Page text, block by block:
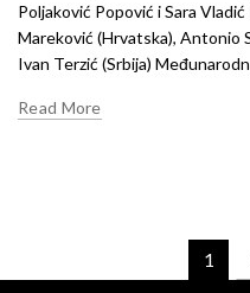
Poljaković Popović i Sara
Mareković (Hrvatska), Antonio
Ivan Terzić (Srbija)
Read More
1